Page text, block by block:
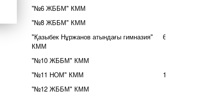
"№6 ЖББМ" КММ
"№8 ЖББМ" КММ
"Қазыбек Нұржанов атындағы гимназия"
КММ
63
"№10 ЖББМ" КММ
"№11 НОМ" КММ
18
"№12 ЖББМ" КММ